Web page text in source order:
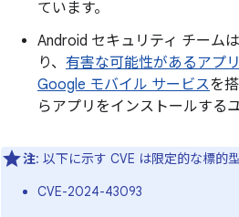
ています。
Android セキュリティ チームは
り、 有害な可能性があるアプリ
Google モバイル サービスを
らアプリをインストールする
注: 以下に示す CVE は限定的な標的
CVE-2024-43093